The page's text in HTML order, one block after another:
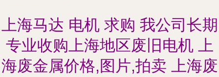
上海马达 电机 求购 我公司长期
专业收购上海地区废旧电机 上
海废金属价格,图片,拍卖 上海废